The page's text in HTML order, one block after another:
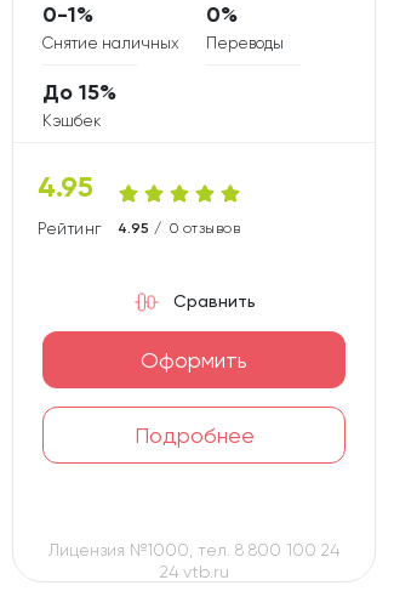
4.95
Рейтинг карты
4.95 / 0 отзывов
Снятие наличных
0-1%
Переводы
0%
Кэшбек
До 15%
Оформить
Подробнее
Сравнить
Лицензия №1000, тел. 8 800 100 24
24 vtb.ru